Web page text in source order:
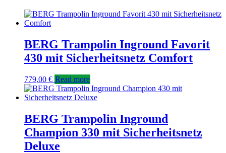
BERG Trampolin Inground Favorit
430 mit Sicherheitsnetz Comfort
779,00 € Read more
BERG Trampolin Inground
Champion 330 mit Sicherheitsnetz
Deluxe